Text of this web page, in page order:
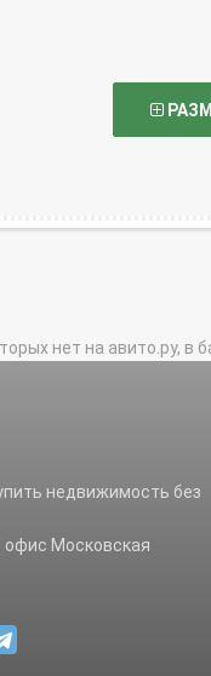
нет на авито.ру, в
недвижимость без
офис Московская